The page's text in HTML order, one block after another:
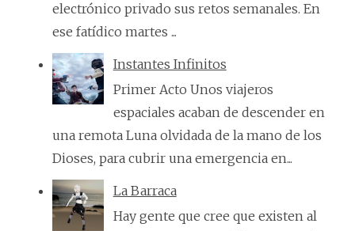
electrónico privado sus retos semanales. En
ese fatídico martes ...
Instantes Infinitos
Primer Acto Unos viajeros
espaciales acaban de descender en
una remota Luna olvidada de la mano de los
Dioses, para cubrir una emergencia en...
La Barraca
Hay gente que cree que existen al